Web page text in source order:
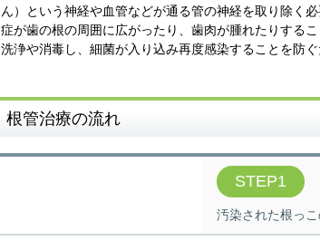
ん）という神経や血管などが通る管の神経を取り除く
症が歯の根の周囲に広がったり、歯肉が腫れたりする
洗浄や消毒し、細菌が入り込み再度感染することを防
根管治療の流れ
STEP1
汚染された根っこ